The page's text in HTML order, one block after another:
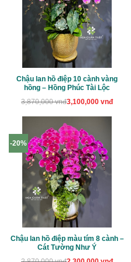
Chậu lan hồ điệp 10 cành vàng
hồng – Hồng Phúc Tài Lộc
3,870,000vnđGiá
gốc
là:
3,870,000 vnđ.
3,100,000 vnđ
Giá
hiện
tại
là:
3,100,000 vnđ.
-20%
Chậu lan hồ điệp màu tím 8 cành –
Cát Tường Như Ý